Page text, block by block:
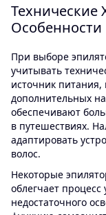
Технические
Особенности
При выборе
учитывать
источник питания,
дополнительных
обеспечивают
в путешествиях.
адаптировать
волос.
Некоторые
облегчает процесс
недостаточного